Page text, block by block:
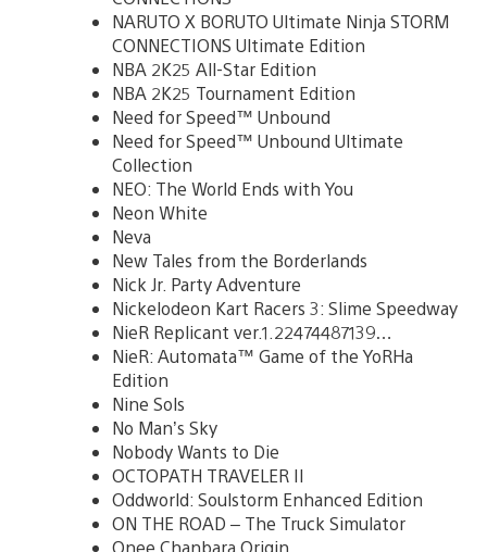
NARUTO X BORUTO Ultimate Ninja STORM
CONNECTIONS Ultimate Edition
NBA 2K25 All-Star Edition
NBA 2K25 Tournament Edition
Need for Speed™ Unbound
Need for Speed™ Unbound Ultimate
Collection
NEO: The World Ends with You
Neon White
Neva
New Tales from the Borderlands
Nick Jr. Party Adventure
Nickelodeon Kart Racers 3: Slime Speedway
NieR Replicant ver.1.22474487139…
NieR: Automata™ Game of the YoRHa
Edition
Nine Sols
No Man’s Sky
Nobody Wants to Die
OCTOPATH TRAVELER II
Oddworld: Soulstorm Enhanced Edition
ON THE ROAD – The Truck Simulator
Onee Chanbara Origin